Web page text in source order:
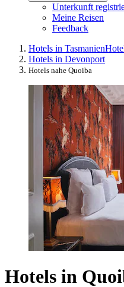
Unterkunft
Meine Reisen
Feedback
Hotels in Tasmanien
Hotels in Devonport
Hotels nahe Quoiba
Hotels in